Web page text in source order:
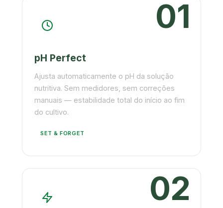
01
pH Perfect
Ajusta automaticamente o pH da solução
nutritiva. Sem medidores, sem correções
manuais — estabilidade total do início ao fim
do cultivo.
SET & FORGET
02